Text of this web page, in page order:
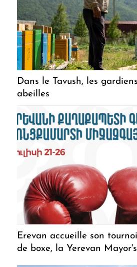
Dans le Tavush, les
abeilles
Erevan accueille son
de boxe, la Yerevan